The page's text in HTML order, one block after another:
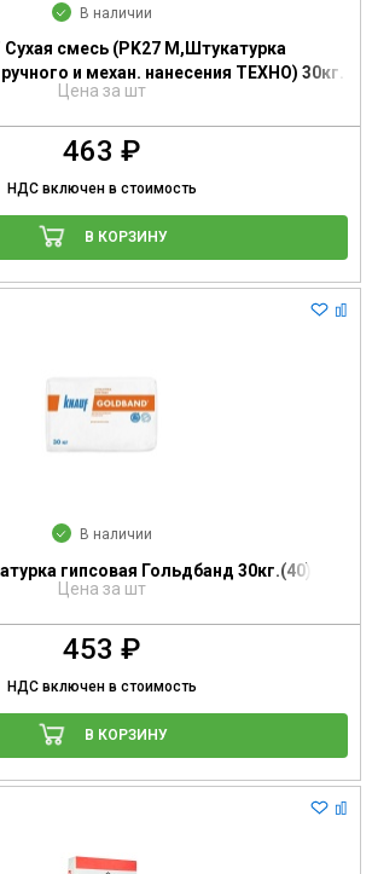
В наличии
смесь (PK27 M,Штукатурка
и механ. нанесения ТЕХНО) 30кг.
Цена за шт
463 ₽
НДС включен в стоимость
В КОРЗИНУ
В наличии
гипсовая Гольдбанд 30кг.(40)
Цена за шт
453 ₽
НДС включен в стоимость
В КОРЗИНУ